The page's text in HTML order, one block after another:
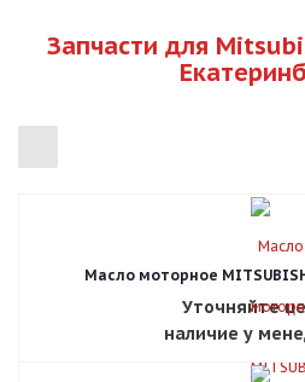
Запчасти для
Масло моторное
Уточняйте
наличие у